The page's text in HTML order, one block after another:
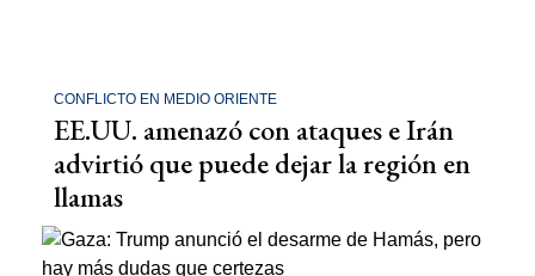
CONFLICTO EN MEDIO ORIENTE
EE.UU. amenazó con ataques e Irán
advirtió que puede dejar la región en
llamas